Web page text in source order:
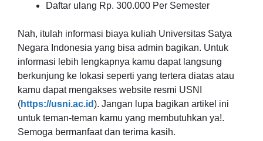
Daftar ulang Rp. 300.000 Per Semester
Nah, itulah informasi biaya kuliah Universitas Satya
Negara Indonesia yang bisa admin bagikan. Untuk
informasi lebih lengkapnya kamu dapat langsung
berkunjung ke lokasi seperti yang tertera diatas atau
kamu dapat mengakses website resmi USNI
(https://usni.ac.id). Jangan lupa bagikan artikel ini
untuk teman-teman kamu yang membutuhkan ya!.
Semoga bermanfaat dan terima kasih.